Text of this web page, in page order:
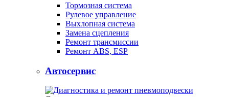
Тормозная система
Рулевое управление
Выхлопная система
Замена сцепления
Ремонт трансмиссии
Ремонт ABS, ESP
Автосервис